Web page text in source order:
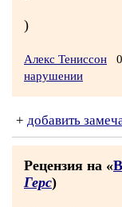
)
Алекс Тениссон
нарушении
+ добавить
Рецензия на «
Герс)